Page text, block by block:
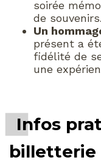
soirée
de souvenirs.
Un
présent a
fidélité de
une
Infos
billetterie